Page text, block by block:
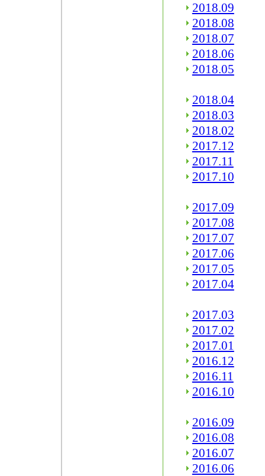
2018.09
2018.08
2018.07
2018.06
2018.05
2018.04
2018.03
2018.02
2017.12
2017.11
2017.10
2017.09
2017.08
2017.07
2017.06
2017.05
2017.04
2017.03
2017.02
2017.01
2016.12
2016.11
2016.10
2016.09
2016.08
2016.07
2016.06